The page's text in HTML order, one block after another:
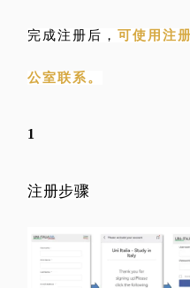
完成注册后， 可使用注
公室联系。
1
注册步骤